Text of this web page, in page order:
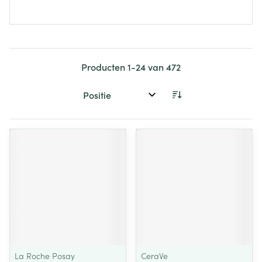
Producten1-24van472
Sorteer op:
La Roche Posay
CeraVe